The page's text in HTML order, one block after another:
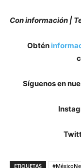
Con información |
Obtén
Síguenos en
ETIQUETAS